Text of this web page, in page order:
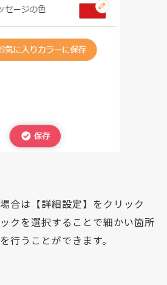
合は【詳細設定】をクリック
クを選択することで細かい箇所
行うことができます。